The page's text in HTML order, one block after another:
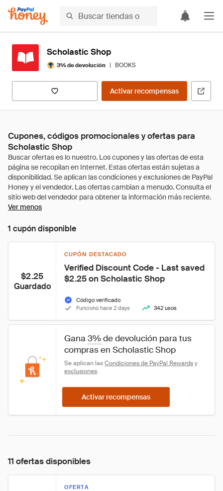
Scholastic Shop
3% de devolución | BOOKS
Activar recompensas
Cupones, códigos promocionales y ofertas para
Scholastic Shop
Ver menos
1 cupón disponible
$2.25
Guardado
CUPÓN DESTACADO
Verified Discount Code - Last saved
$2.25 on Scholastic Shop
Código verificado
Funcionó hace 2 days
342 usos
Gana 3% de devolución para tus
compras en Scholastic Shop
Se aplican las Condiciones de PayPal Rewards y
exclusiones.
Activar recompensas
11 ofertas disponibles
OFERTA